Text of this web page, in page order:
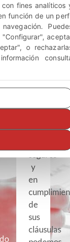
puede
nuestras
póliza
seguros
y
en
de
sus
cláusulas
fines analíticos
función de un
"Configurar",
o